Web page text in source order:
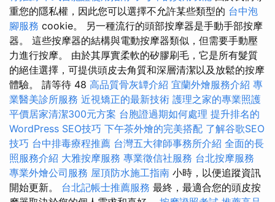
重您的隱私權，因此您可以選擇不允許某些類型的 台中泡
腳服務 cookie。 另一種流行的頭部按摩器是手動手部按摩
器。 這些按摩器的結構與電動按摩器類似，但需要手動壓
力進行按摩。 由於其厚實柔軟的矽膠刷毛，它是所有髮質
的絕佳選擇，可提供頭皮去角質和深層清潔以及放鬆的按摩
體驗。 請等待 48 高品質骨灰罈介紹 宜蘭外燴服務介紹 專
業醫美診所服務 近視矯正的最新技術 護理之家的專業照護
平價居家清潔300元方案 台胞證過期如何處理 提升排名的
WordPress SEO技巧 下午茶外燴的完美搭配 了解谷歌SEO
技巧 台中排毒療程推薦 台灣五大律師事務所介紹 全面的長
照服務介紹 大雅按摩服務 專業徵信社服務 台北按摩服務
專業外燴公司服務 屋頂防水施工指南 小時，以便追蹤資訊
開始更新。 台北記帳士推薦服務 最終，最適合您的頭皮按